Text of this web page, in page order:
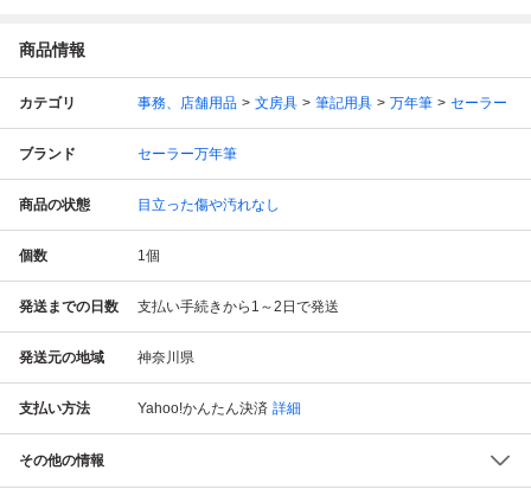
商品情報
カテゴリ 事務、店舗用品 文房具 筆記用具 万年筆 セーラー
ブランド セーラー万年筆
商品の状態 目立った傷や汚れなし
個数 1個
発送までの日数 支払い手続きから1～2日で発送
発送元の地域 神奈川県
支払い方法 Yahoo!かんたん決済 詳細
その他の情報